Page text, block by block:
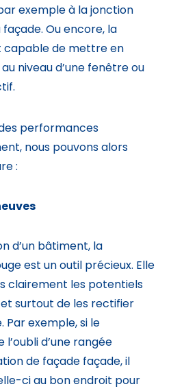
exemple à la jonction
Ou encore, la
de mettre en
niveau d’une fenêtre ou
performances
nous pouvons alors
:
d’un bâtiment, la
est un outil précieux. Elle
clairement les potentiels
surtout de les rectifier
Par exemple, si le
d’une rangée
de façade façade, il
ci au bon endroit pour